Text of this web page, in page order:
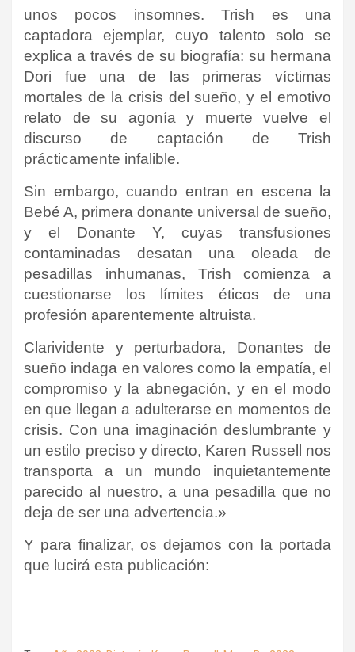
unos pocos insomnes. Trish es una
captadora ejemplar, cuyo talento solo se
explica a través de su biografía: su hermana
Dori fue una de las primeras víctimas
mortales de la crisis del sueño, y el emotivo
relato de su agonía y muerte vuelve el
discurso de captación de Trish
prácticamente infalible.
Sin embargo, cuando entran en escena la
Bebé A, primera donante universal de sueño,
y el Donante Y, cuyas transfusiones
contaminadas desatan una oleada de
pesadillas inhumanas, Trish comienza a
cuestionarse los límites éticos de una
profesión aparentemente altruista.
Clarividente y perturbadora, Donantes de
sueño indaga en valores como la empatía, el
compromiso y la abnegación, y en el modo
en que llegan a adulterarse en momentos de
crisis. Con una imaginación deslumbrante y
un estilo preciso y directo, Karen Russell nos
transporta a un mundo inquietantemente
parecido al nuestro, a una pesadilla que no
deja de ser una advertencia.»
Y para finalizar, os dejamos con la portada
que lucirá esta publicación: